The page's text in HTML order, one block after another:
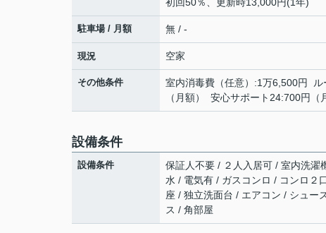
駐車場 / 月額 無 / -
現況 空家
その他条件
室内消毒費（任意）:1万6,500円
（月額） 安心サポート24:700円（
設備条件
設備条件
保証人不要 / ２人入居可 / 室内洗濯
水 / 電気有 / ガスコンロ / コンロ２
座 / 独立洗面台 / エアコン / シュー
ス / 角部屋